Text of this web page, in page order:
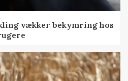
vækker bekymring hos